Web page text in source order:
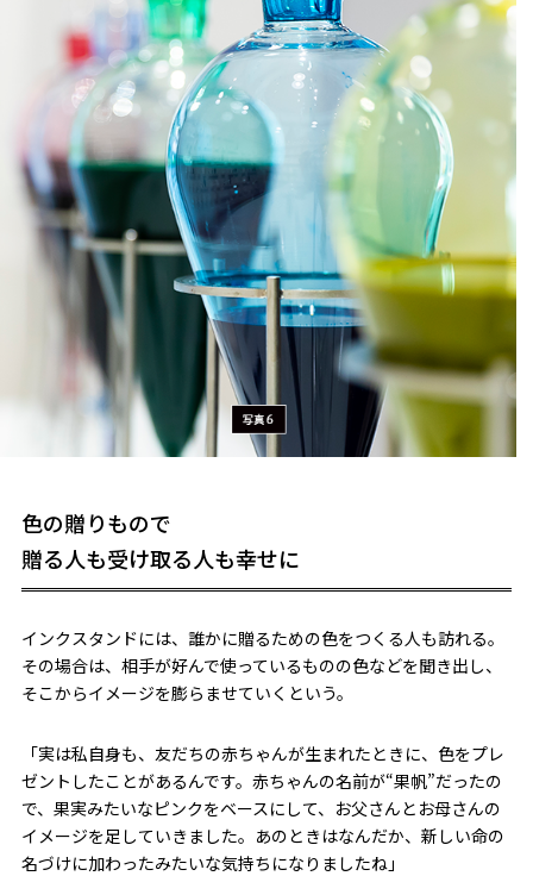
色の贈りもので
贈る人も受け取る人も幸せに
インクスタンドには、誰かに贈るための色をつくる人も訪れる。
その場合は、相手が好んで使っているものの色などを聞き出し、
そこからイメージを膨らませていくという。
「実は私自身も、友だちの赤ちゃんが生まれたときに、色をプレ
ゼントしたことがあるんです。赤ちゃんの名前が“果帆”だったの
で、果実みたいなピンクをベースにして、お父さんとお母さんの
イメージを足していきました。あのときはなんだか、新しい命の
名づけに加わったみたいな気持ちになりましたね」